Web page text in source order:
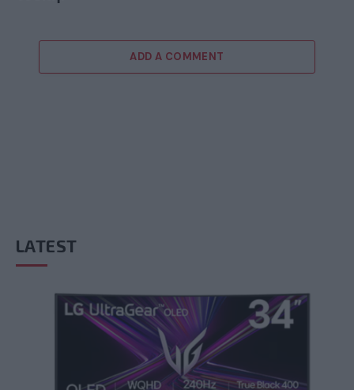
ADD A COMMENT
LATEST